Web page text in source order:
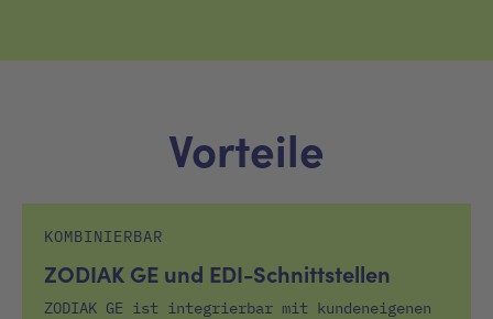
Vorteile
KOMBINIERBAR
ZODIAK GE und EDI-Schnittstellen
ZODIAK GE ist integrierbar mit kundeneigenen